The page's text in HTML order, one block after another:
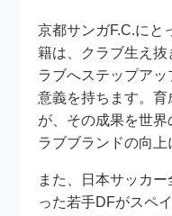
京都サンガF.C.にと
籍は、クラブ生え抜
ラブへステップア
意義を持ちます。
が、その成果を世
ラブブランドの向上
また、日本サッカ
った若手DFがスペ